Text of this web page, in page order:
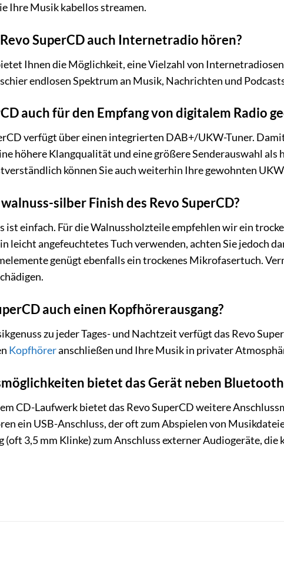
Ihre Musik kabellos streamen.
SuperCD auch Internetradio hören?
Ihnen die Möglichkeit, eine Vielzahl von
endlosen Spektrum an Musik, Nachrichten und
auch für den Empfang von digitalem Radio
verfügt über einen integrierten DAB+/UKW-Tuner.
höhere Klangqualität und eine größere Senderauswahl
können Sie auch weiterhin Ihre gewohnten
silber Finish des Revo SuperCD?
ist einfach. Für die Walnussholzteile empfehlen wir ein
leicht angefeuchtetes Tuch verwenden, achten Sie jedoch
genügt ebenfalls ein trockenes Mikrofasertuch.
auch einen Kopfhörerausgang?
zu jeder Tages- und Nachtzeit verfügt das Revo
Kopfhöreranschließen und Ihre Musik in privater
bietet das Gerät neben Bluetooth
CD-Laufwerk bietet das Revo SuperCD weitere
ein USB-Anschluss, der oft zum Abspielen von
(oft 3,5 mm Klinke) zum Anschluss externer Audiogeräte,